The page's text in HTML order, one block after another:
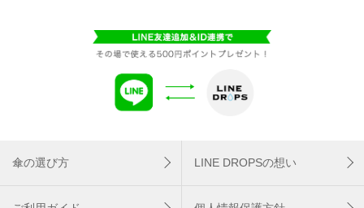
傘の選び方 LINE DROPSの想い